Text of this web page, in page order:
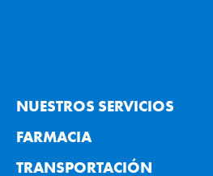
NUESTROS SERVICIOS
FARMACIA
TRANSPORTACIÓN